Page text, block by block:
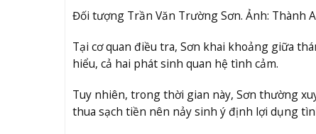
Đối tượng Trần Văn Trường Sơn. Ảnh: Thành
Tại cơ quan điều tra, Sơn khai khoảng giữa
hiểu, cả hai phát sinh quan hệ tình cảm.
Tuy nhiên, trong thời gian này, Sơn thường
thua sạch tiền nên nảy sinh ý định lợi dụng